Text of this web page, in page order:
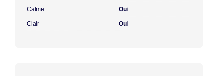
Calme Oui
Clair Oui